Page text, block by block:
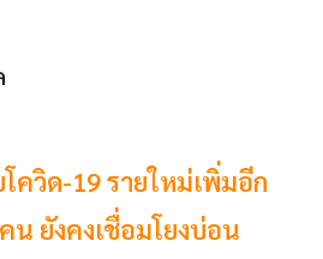
ควิด-19 รายใหม่เพิ่มอีก
น ยังคงเชื่อมโยงบ่อน